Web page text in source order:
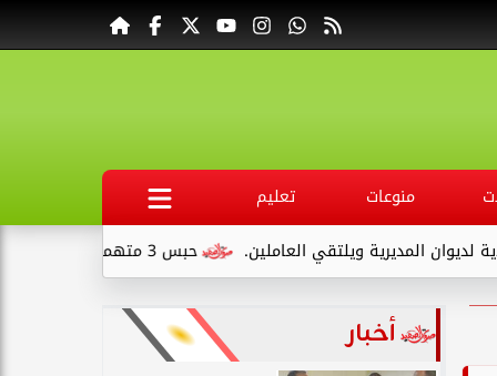
منوعات
تعليم
حبس 3 متهمين 15 يومًا علي ذمةالتحقيقات بتهمة التنقيب عن الآثار داخل...
ويلتقي العاملين.
أخبار